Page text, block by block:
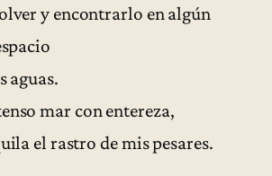
y encontrarlo en algún
aguas.
mar con entereza,
el rastro de mis pesares.